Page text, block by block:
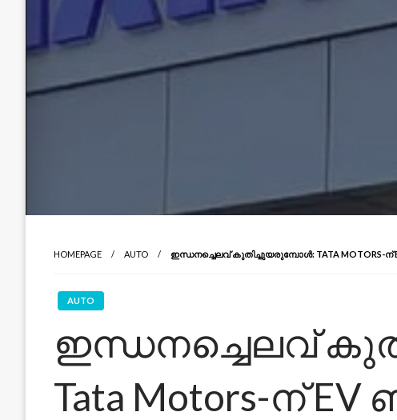
HOMEPAGE AUTO ഇന്ധനച്ചെലവ് കുതിച്ചുയരുമ്പോൾ: TATA MOTORS-ന്
AUTO
ഇന്ധനച്ചെലവ്
Tata Motors-ന്